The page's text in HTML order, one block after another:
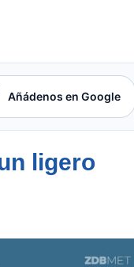
Añádenos en Google
ligero